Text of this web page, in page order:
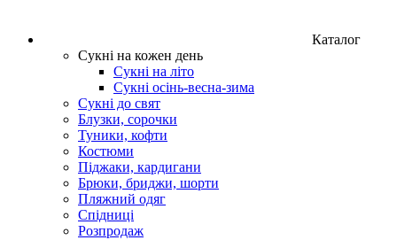
Каталог
Сукні на кожен день
Сукні на літо
Сукні осінь-весна-зима
Сукні до свят
Блузки, сорочки
Туники, кофти
Костюми
Піджаки, кардигани
Брюки, бриджи, шорти
Пляжний одяг
Спідниці
Розпродаж